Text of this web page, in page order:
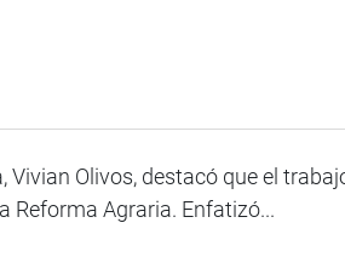
Olivos, destacó que el
Reforma Agraria. Enfatizó...